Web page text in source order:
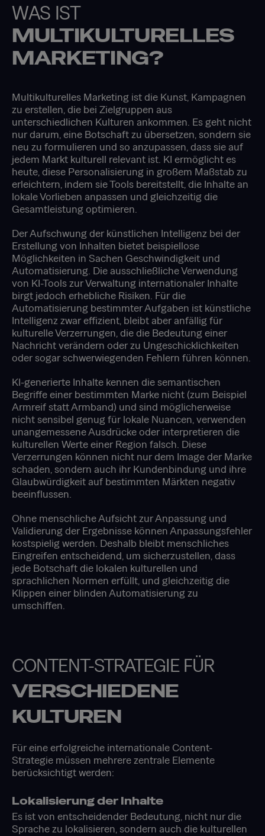
WAS IST
MULTIKULTURELLES
MARKETING?
Multikulturelles Marketing ist die Kunst, Kampagnen
zu erstellen, die bei Zielgruppen aus
unterschiedlichen Kulturen ankommen. Es geht nicht
nur darum, eine Botschaft zu übersetzen, sondern sie
neu zu formulieren und so anzupassen, dass sie auf
jedem Markt kulturell relevant ist. KI ermöglicht es
heute, diese Personalisierung in großem Maßstab zu
erleichtern, indem sie Tools bereitstellt, die Inhalte an
lokale Vorlieben anpassen und gleichzeitig die
Gesamtleistung optimieren.
Der Aufschwung der künstlichen Intelligenz bei der
Erstellung von Inhalten bietet beispiellose
Möglichkeiten in Sachen Geschwindigkeit und
Automatisierung. Die ausschließliche Verwendung
von KI-Tools zur Verwaltung internationaler Inhalte
birgt jedoch erhebliche Risiken. Für die
Automatisierung bestimmter Aufgaben ist künstliche
Intelligenz zwar effizient, bleibt aber anfällig für
kulturelle Verzerrungen, die die Bedeutung einer
Nachricht verändern oder zu Ungeschicklichkeiten
oder sogar schwerwiegenden Fehlern führen können.
KI-generierte Inhalte kennen die semantischen
Begriffe einer bestimmten Marke nicht (zum Beispiel
Armreif statt Armband) und sind möglicherweise
nicht sensibel genug für lokale Nuancen, verwenden
unangemessene Ausdrücke oder interpretieren die
kulturellen Werte einer Region falsch. Diese
Verzerrungen können nicht nur dem Image der Marke
schaden, sondern auch ihr Kundenbindung und ihre
Glaubwürdigkeit auf bestimmten Märkten negativ
beeinflussen.
Ohne menschliche Aufsicht zur Anpassung und
Validierung der Ergebnisse können Anpassungsfehler
kostspielig werden. Deshalb bleibt menschliches
Eingreifen entscheidend, um sicherzustellen, dass
jede Botschaft die lokalen kulturellen und
sprachlichen Normen erfüllt, und gleichzeitig die
Klippen einer blinden Automatisierung zu
umschiffen.
CONTENT-STRATEGIE FÜR
VERSCHIEDENE
KULTUREN
Für eine erfolgreiche internationale Content-
Strategie müssen mehrere zentrale Elemente
berücksichtigt werden:
Lokalisierung der Inhalte
Es ist von entscheidender Bedeutung, nicht nur die
Sprache zu lokalisieren, sondern auch die kulturellen